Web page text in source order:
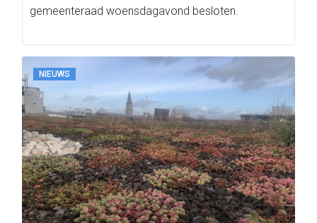
gemeenteraad woensdagavond besloten.
NIEUWS